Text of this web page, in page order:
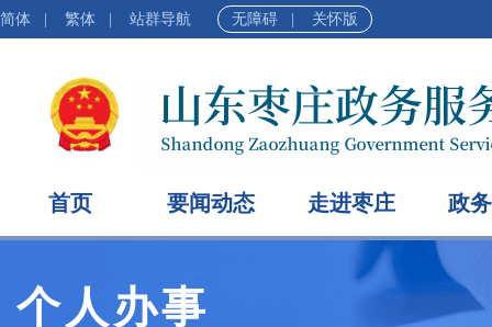
简体 繁体 站群导航 无障碍 关怀版
首页 要闻动态 走进枣庄 政
个人办事